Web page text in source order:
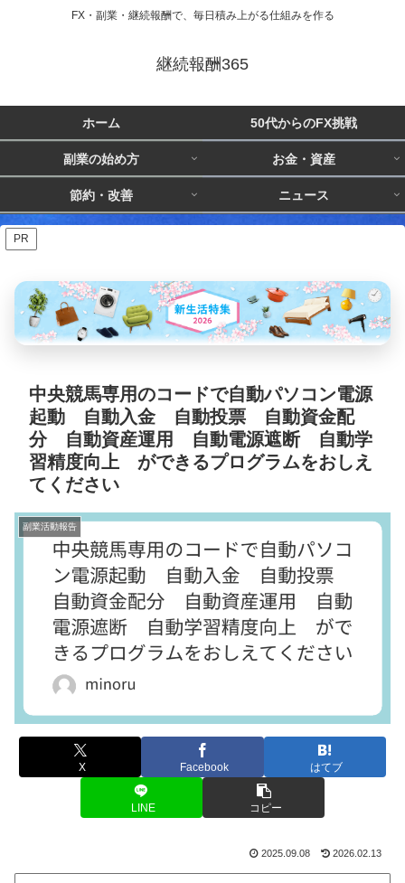
FX・副業・継続報酬で、毎日積み上がる仕組みを作る
継続報酬365
ホーム 50代からのFX挑戦
副業の始め方 お金・資産
節約・改善 ニュース
PR
中央競馬専用のコードで自動パソコン電源
起動 自動入金 自動投票 自動資金配
分 自動資産運用 自動電源遮断 自動学
習精度向上 ができるプログラムをおしえ
てください
副業活動報告
X Facebook はてブ
LINE コピー
2025.09.08 2026.02.13